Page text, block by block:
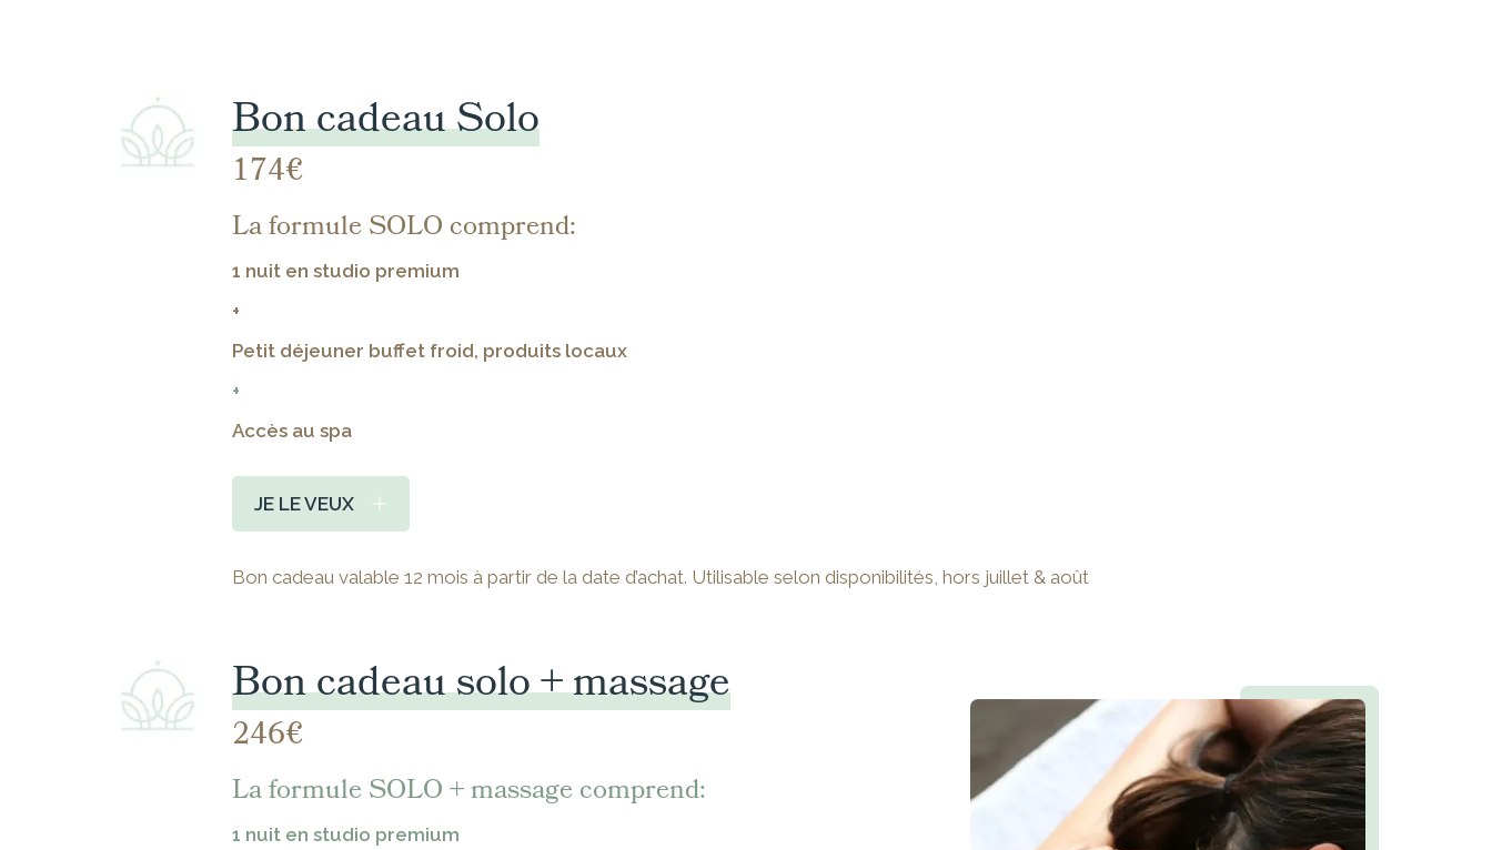
Bon cadeau Solo
174€
La formule SOLO comprend:
1 nuit en studio premium
+
Petit déjeuner buffet froid, produits locaux
+
Accès au spa
JE LE VEUX
Bon cadeau valable 12 mois à partir de la date d’achat. Utilisable selon disponibilités, hors juillet & août
Bon cadeau solo + massage
246€
La formule SOLO + massage comprend:
1 nuit en studio premium